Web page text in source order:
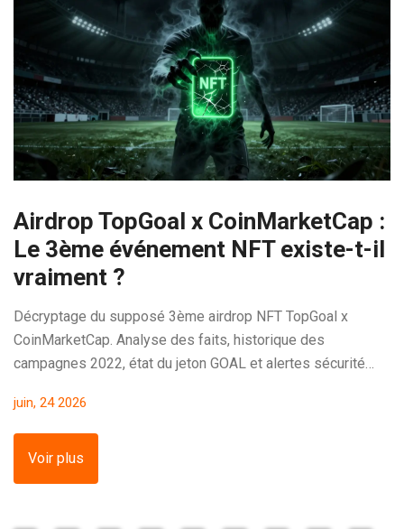
Airdrop TopGoal x CoinMarketCap :
Le 3ème événement NFT existe-t-il
vraiment ?
Décryptage du supposé 3ème airdrop NFT TopGoal x
CoinMarketCap. Analyse des faits, historique des
campagnes 2022, état du jeton GOAL et alertes sécurité
juin, 24 2026
Voir plus